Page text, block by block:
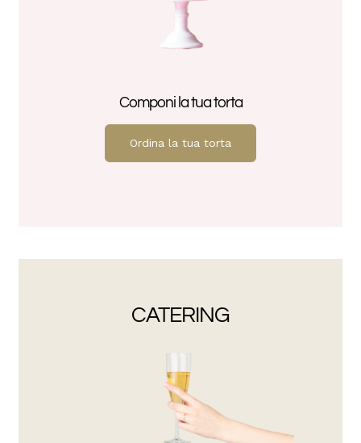
Componi la tua torta
Ordina la tua torta
CATERING